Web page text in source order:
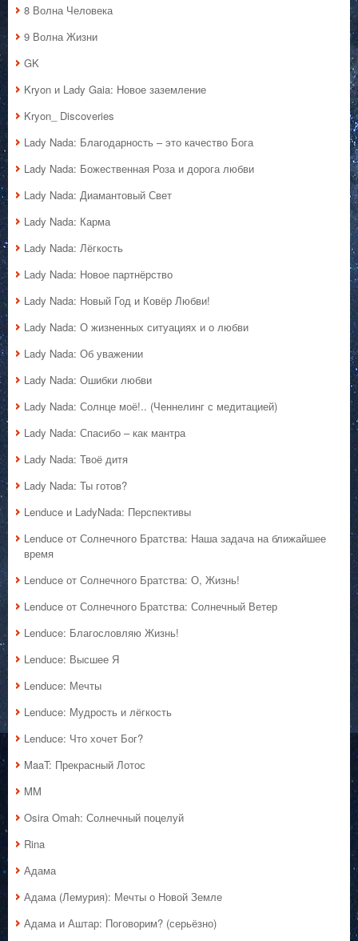
8 Волна Человека
9 Волна Жизни
GK
Kryon и Lady Gaia: Новое заземление
Kryon_ Discoveries
Lady Nada: Благодарность – это качество Бога
Lady Nada: Божественная Роза и дорога любви
Lady Nada: Диамантовый Свет
Lady Nada: Карма
Lady Nada: Лёгкость
Lady Nada: Новое партнёрство
Lady Nada: Новый Год и Ковёр Любви!
Lady Nada: О жизненных ситуациях и о любви
Lady Nada: Об уважении
Lady Nada: Ошибки любви
Lady Nada: Солнце моё!.. (Ченнелинг с медитацией)
Lady Nada: Спасибо – как мантра
Lady Nada: Твоё дитя
Lady Nada: Ты готов?
Lenduce и LadyNada: Перспективы
Lenduce от Солнечного Братства: Наша задача на ближайшее
время
Lenduce от Солнечного Братства: О, Жизнь!
Lenduce от Солнечного Братства: Солнечный Ветер
Lenduce: Благословляю Жизнь!
Lenduce: Высшее Я
Lenduce: Мечты
Lenduce: Мудрость и лёгкость
Lenduce: Что хочет Бог?
MaaT: Прекрасный Лотос
MM
Osira Omah: Солнечный поцелуй
Rina
Адама
Адама (Лемурия): Мечты о Новой Земле
Адама и Аштар: Поговорим? (серьёзно)